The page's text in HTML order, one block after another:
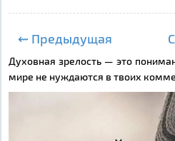
⇜ Предыдущая
Духовная зрелость — это
мире не нуждаются в твоих